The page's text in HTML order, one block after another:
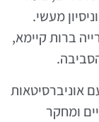
מעשי.
ברות קיימא,
אוניברסיטאות
ומחקר